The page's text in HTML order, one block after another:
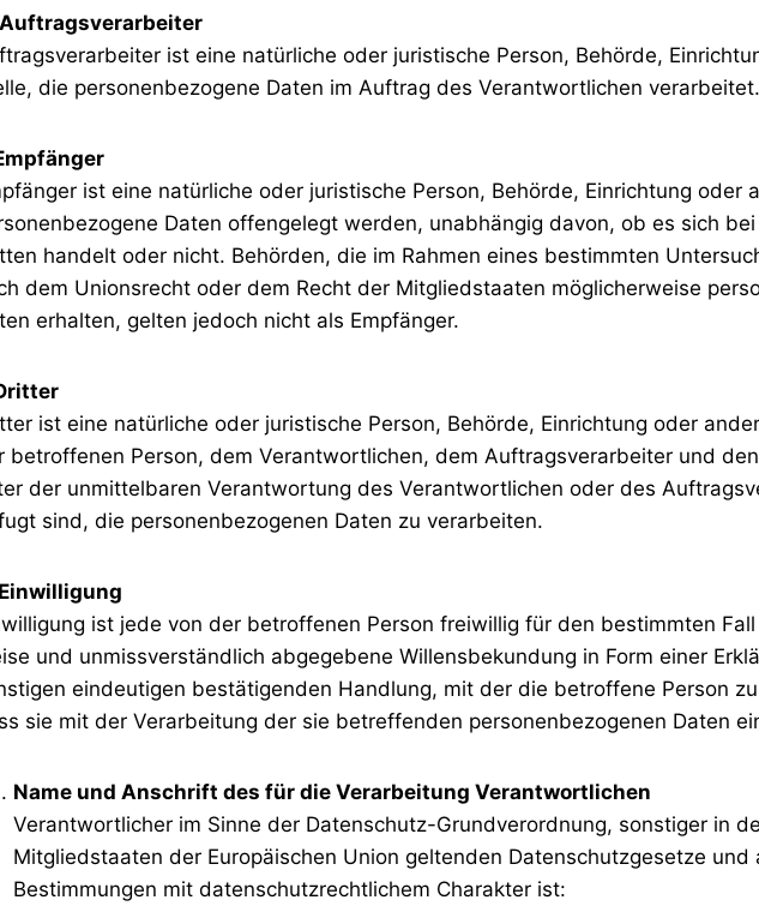
ist eine natürliche oder juristische Person, Behörde,
die personenbezogene Daten im Auftrag des Verantwortlichen verarbeitet.
ist eine natürliche oder juristische Person, Behörde, Einrichtung oder
Daten offengelegt werden, unabhängig davon, ob es sich
handelt oder nicht. Behörden, die im Rahmen eines bestimmten
dem Unionsrecht oder dem Recht der Mitgliedstaaten möglicherweise
erhalten, gelten jedoch nicht als Empfänger.
ist eine natürliche oder juristische Person, Behörde, Einrichtung oder
betroffenen Person, dem Verantwortlichen, dem Auftragsverarbeiter und
der unmittelbaren Verantwortung des Verantwortlichen oder des
sind, die personenbezogenen Daten zu verarbeiten.
ist jede von der betroffenen Person freiwillig für den bestimmten
und unmissverständlich abgegebene Willensbekundung in Form einer
eindeutigen bestätigenden Handlung, mit der die betroffene Person
sie mit der Verarbeitung der sie betreffenden personenbezogenen Daten
Name und Anschrift des für die Verarbeitung Verantwortlichen
Verantwortlicher im Sinne der Datenschutz-Grundverordnung, sonstiger in
Mitgliedstaaten der Europäischen Union geltenden Datenschutzgesetze und
Bestimmungen mit datenschutzrechtlichem Charakter ist: